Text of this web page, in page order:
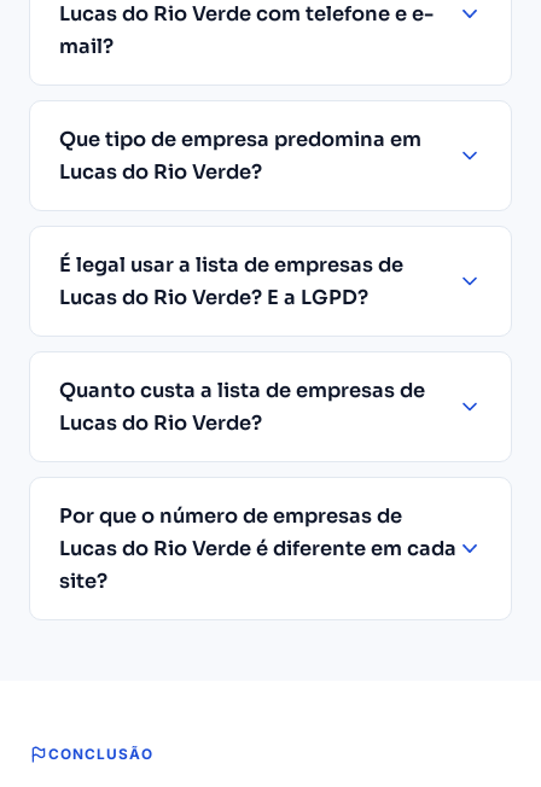
Lucas do Rio Verde com telefone e e-
mail?
Que tipo de empresa predomina em
Lucas do Rio Verde?
É legal usar a lista de empresas de
Lucas do Rio Verde? E a LGPD?
Quanto custa a lista de empresas de
Lucas do Rio Verde?
Por que o número de empresas de
Lucas do Rio Verde é diferente em cada
site?
CONCLUSÃO